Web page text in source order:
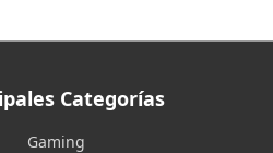
Categorías
Gaming